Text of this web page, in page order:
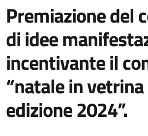
premiazione del concorso
di idee
incentivante il
“natale in
edizione 2024”.